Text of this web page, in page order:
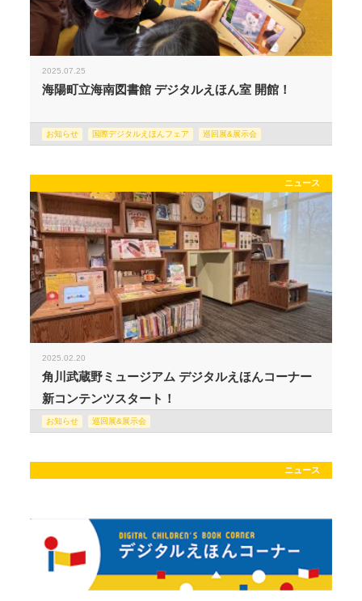
2025.07.25
海陽町立海南図書館 デジタルえほん室 開館！
お知らせ 国際デジタルえほんフェア 巡回展&展示会
ニュース
2025.02.20
角川武蔵野ミュージアム デジタルえほんコーナー
新コンテンツスタート！
お知らせ 巡回展&展示会
ニュース